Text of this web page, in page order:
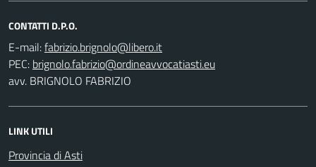
CONTATTI D.P.O.
E-mail:
PEC:
avv. BRIGNOLO FABRIZIO
LINK UTILI
Provincia di Asti